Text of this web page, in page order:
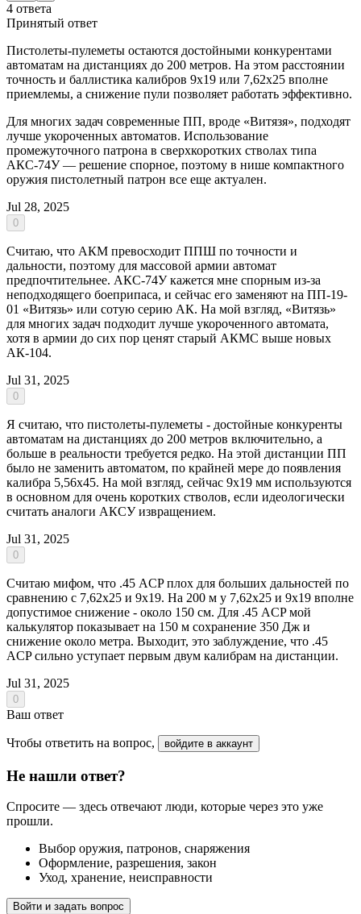
4 ответа
Принятый ответ
Пистолеты-пулеметы остаются достойными конкурентами
автоматам на дистанциях до 200 метров. На этом расстоянии
точность и баллистика калибров 9х19 или 7,62х25 вполне
приемлемы, а снижение пули позволяет работать эффективно.
Для многих задач современные ПП, вроде «Витязя», подходят
лучше укороченных автоматов. Использование
промежуточного патрона в сверхкоротких стволах типа
АКС-74У — решение спорное, поэтому в нише компактного
оружия пистолетный патрон все еще актуален.
Jul 28, 2025
0
Считаю, что АКМ превосходит ППШ по точности и
дальности, поэтому для массовой армии автомат
предпочтительнее. АКС-74У кажется мне спорным из-за
неподходящего боеприпаса, и сейчас его заменяют на ПП-19-
01 «Витязь» или сотую серию АК. На мой взгляд, «Витязь»
для многих задач подходит лучше укороченного автомата,
хотя в армии до сих пор ценят старый АКМС выше новых
АК-104.
Jul 31, 2025
0
Я считаю, что пистолеты-пулеметы - достойные конкуренты
автоматам на дистанциях до 200 метров включительно, а
больше в реальности требуется редко. На этой дистанции ПП
было не заменить автоматом, по крайней мере до появления
калибра 5,56х45. На мой взгляд, сейчас 9х19 мм используются
в основном для очень коротких стволов, если идеологически
считать аналоги АКСУ извращением.
Jul 31, 2025
0
Считаю мифом, что .45 ACP плох для больших дальностей по
сравнению с 7,62х25 и 9х19. На 200 м у 7,62х25 и 9х19 вполне
допустимое снижение - около 150 см. Для .45 ACP мой
калькулятор показывает на 150 м сохранение 350 Дж и
снижение около метра. Выходит, это заблуждение, что .45
ACP сильно уступает первым двум калибрам на дистанции.
Jul 31, 2025
0
Ваш ответ
Чтобы ответить на вопрос, войдите в аккаунт
Не нашли ответ?
Спросите — здесь отвечают люди, которые через это уже
прошли.
Выбор оружия, патронов, снаряжения
Оформление, разрешения, закон
Уход, хранение, неисправности
Войти и задать вопрос